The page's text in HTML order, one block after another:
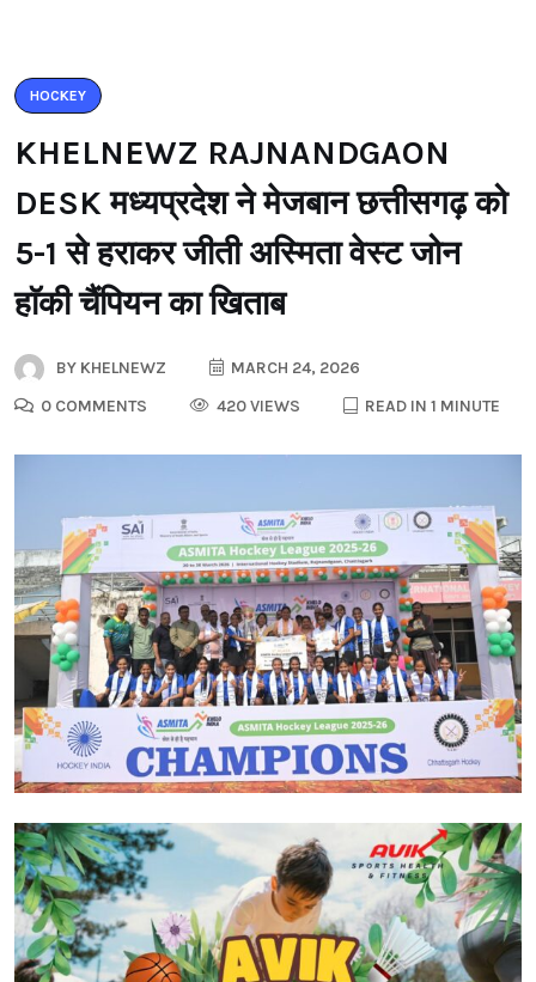
HOCKEY
KHELNEWZ RAJNANDGAON
DESK मध्यप्रदेश ने मेजबान छत्तीसगढ़ को
5-1 से हराकर जीती अस्मिता वेस्ट जोन
हाॅकी चैंपियन का खिताब
BY KHELNEWZ
MARCH 24, 2026
0 COMMENTS
420 VIEWS READ IN 1 MINUTE